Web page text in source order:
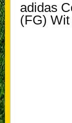
adidas
(FG)